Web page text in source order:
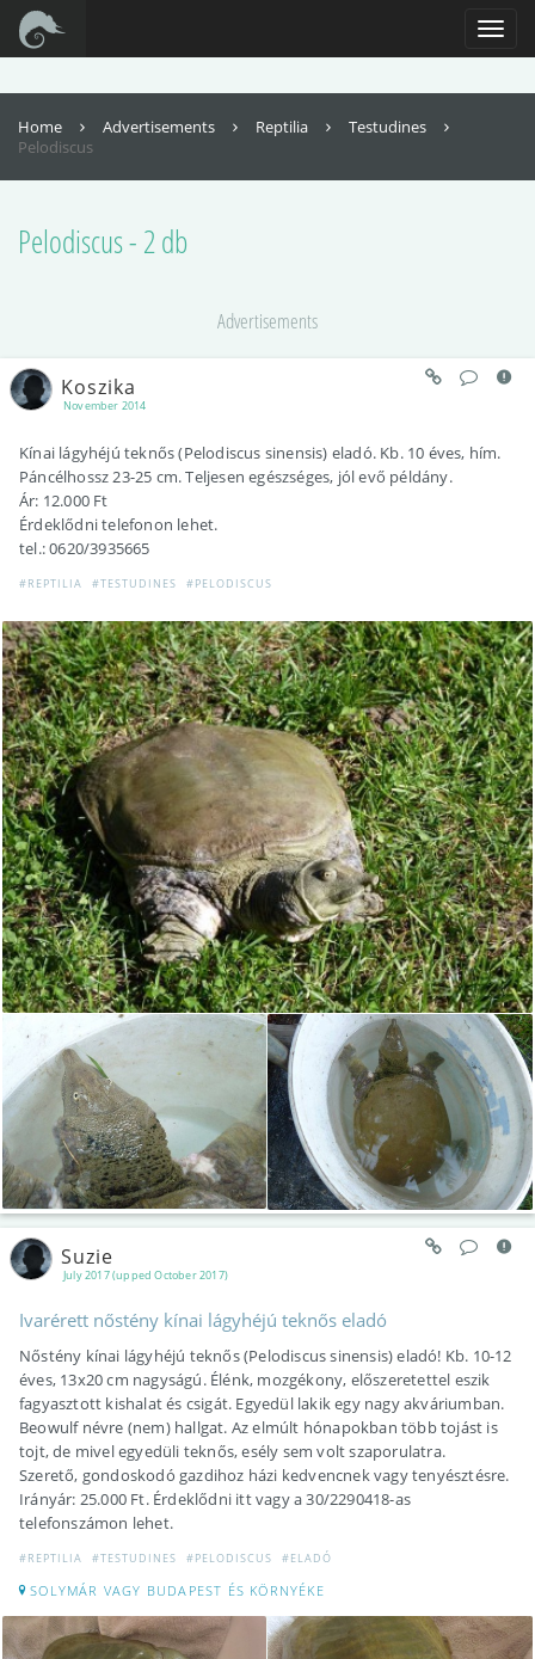
For full functionality of this site it is necessary to enable JavaScript. Here are
theinstructions how to enable JavaScript in your web browser
Toggle
Home Advertisements Reptilia
Testudines
Pelodiscus
Pelodiscus - 2 db
Advertisements
November 2014
Koszika
Kínai lágyhéjú teknős (Pelodiscus sinensis) eladó. Kb. 10 éves, hím.
Páncélhossz 23-25 cm. Teljesen egészséges, jól evő példány.
Ár: 12.000 Ft
Érdeklődni telefonon lehet.
tel.: 0620/3935665
#REPTILIA #TESTUDINES #PELODISCUS
July 2017 (upped October 2017)
Suzie
Ivarérett nőstény kínai lágyhéjú teknős eladó
Nőstény kínai lágyhéjú teknős (Pelodiscus sinensis) eladó! Kb. 10-12
éves, 13x20 cm nagyságú. Élénk, mozgékony, előszeretettel eszik
fagyasztott kishalat és csigát. Egyedül lakik egy nagy akváriumban.
Beowulf névre (nem) hallgat. Az elmúlt hónapokban több tojást is
tojt, de mivel egyedüli teknős, esély sem volt szaporulatra.
Szerető, gondoskodó gazdihoz házi kedvencnek vagy tenyésztésre.
Irányár: 25.000 Ft. Érdeklődni itt vagy a 30/2290418-as
telefonszámon lehet.
#REPTILIA #TESTUDINES #PELODISCUS #ELADÓ
SOLYMÁR VAGY BUDAPEST ÉS KÖRNYÉKE